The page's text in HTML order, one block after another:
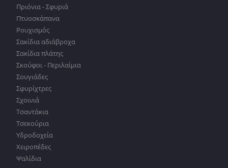
Πριόνια - Σφυριά
Πτυοσκάπανα
Ρουχισμός
Σακίδια αδιάβροχα
Σακίδια πλάτης
Σκούφοι - Περιλαίμια
Σουγιάδες
Σφυρίχτρες
Σχοινιά
Τσαντάκια
Τσεκούρια
Υδροδοχεία
Χειροπέδες
Ψαλίδια